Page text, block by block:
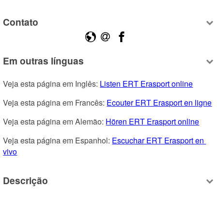
Contato
Em outras línguas
Veja esta página em Inglês: Listen ERT Erasport online
Veja esta página em Francês: Ecouter ERT Erasport en ligne
Veja esta página em Alemão: Hören ERT Erasport online
Veja esta página em Espanhol: Escuchar ERT Erasport en
vivo
Descrição